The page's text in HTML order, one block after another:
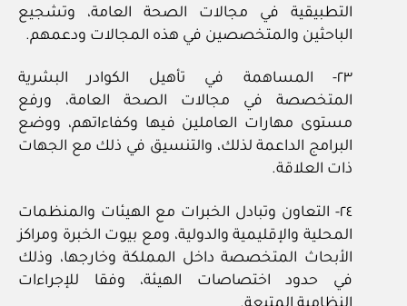
التطبيقية في مجالات الصحة العامة، وتشجيع
الباحثين والمتخصصين في هذه المجالات ودعمهم.
٢٣- المساهمة في تأهيل الكوادر البشرية
المتخصصة في مجالات الصحة العامة، ورفع
مستوى مهارات العاملين فيها وكفاءاتهم، ووضع
البرامج الداعمة لذلك، والتنسيق في ذلك مع الجهات
ذات العلاقة.
٢٤- التعاون وتبادل الخبرات مع الهيئات والمنظمات
المحلية والإقليمية والدولية، ومع بيوت الخبرة ومراكز
الأبحاث المتخصصة داخل المملكة وخارجها، وذلك
في حدود اختصاصات الهيئة، وفقا للإجراءات